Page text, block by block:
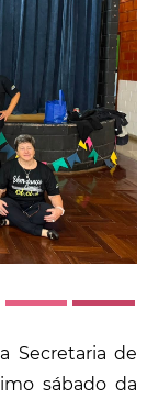
Secretaria de
sábado da